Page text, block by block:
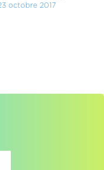
octobre 2017